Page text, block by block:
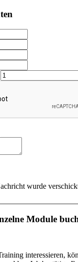
wurde
Module
interessieren,